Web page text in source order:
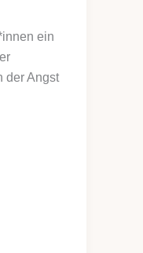
ein
der Angst